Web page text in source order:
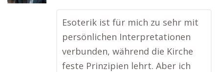
Esoterik ist für mich zu sehr mit
persönlichen Interpretationen
verbunden, während die Kirche
feste Prinzipien lehrt. Aber ich